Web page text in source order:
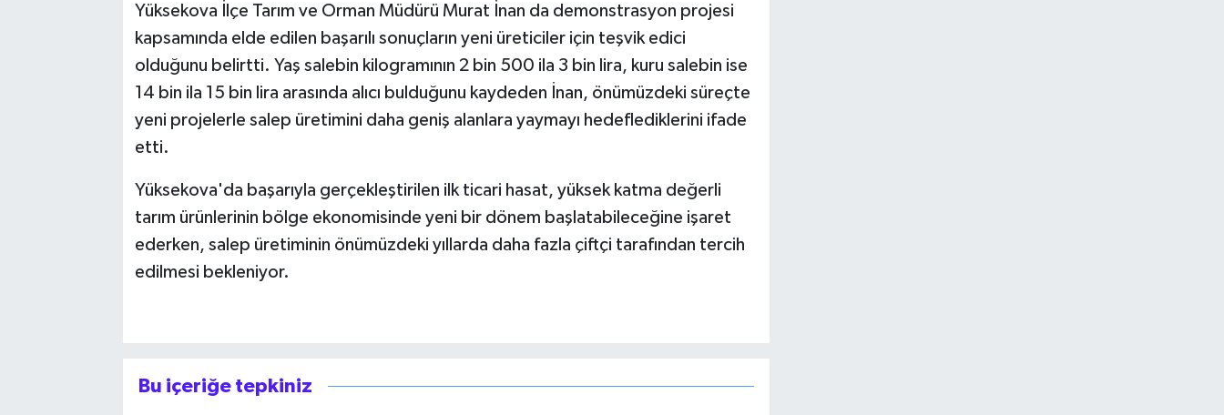
Yüksekova İlçe Tarım ve Orman Müdürü Murat İnan da demonstrasyon projesi
kapsamında elde edilen başarılı sonuçların yeni üreticiler için teşvik edici
olduğunu belirtti. Yaş salebin kilogramının 2 bin 500 ila 3 bin lira, kuru salebin ise
14 bin ila 15 bin lira arasında alıcı bulduğunu kaydeden İnan, önümüzdeki süreçte
yeni projelerle salep üretimini daha geniş alanlara yaymayı hedeflediklerini ifade
etti.
Yüksekova'da başarıyla gerçekleştirilen ilk ticari hasat, yüksek katma değerli
tarım ürünlerinin bölge ekonomisinde yeni bir dönem başlatabileceğine işaret
ederken, salep üretiminin önümüzdeki yıllarda daha fazla çiftçi tarafından tercih
edilmesi bekleniyor.
Bu içeriğe tepkiniz